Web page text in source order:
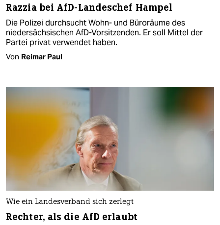
Razzia bei AfD-Landeschef Hampel
Die Polizei durchsucht Wohn- und Büroräume des
niedersächsischen AfD-Vorsitzenden. Er soll Mittel der
Partei privat verwendet haben.
Von Reimar Paul
Wie ein Landesverband sich zerlegt
Rechter, als die AfD erlaubt